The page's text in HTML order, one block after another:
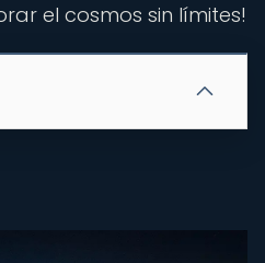
el cosmos sin límites!